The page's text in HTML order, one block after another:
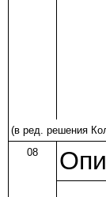
(в ред. решения
08